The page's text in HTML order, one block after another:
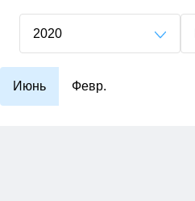
2020
Июнь Февр.